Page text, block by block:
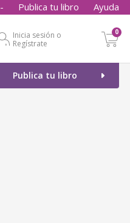
- Publica tu libro Ayuda
Inicia sesión o
Regístrate
0
Publica tu libro